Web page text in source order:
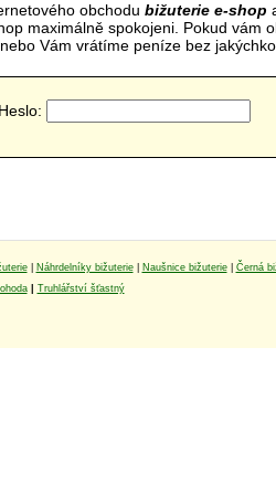
obchodu bižuterie e-shop
maximálně spokojeni. Pokud vám
Vám vrátíme peníze bez
Heslo:
| Náhrdelníky bižuterie| Naušnice bižuterie| Černá
| Truhlářství šťastný